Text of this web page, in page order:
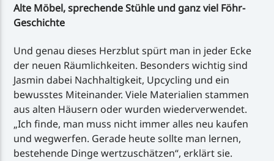
Alte Möbel, sprechende Stühle und ganz viel Föhr-
Geschichte
Und genau dieses Herzblut spürt man in jeder Ecke
der neuen Räumlichkeiten. Besonders wichtig sind
Jasmin dabei Nachhaltigkeit, Upcycling und ein
bewusstes Miteinander. Viele Materialien stammen
aus alten Häusern oder wurden wiederverwendet.
„Ich finde, man muss nicht immer alles neu kaufen
und wegwerfen. Gerade heute sollte man lernen,
bestehende Dinge wertzuschätzen“, erklärt sie.